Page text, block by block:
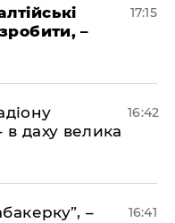
–
17:15
даху велика
16:42
–
16:41